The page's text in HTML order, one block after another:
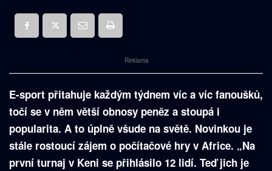
Reklama
E-sport přitahuje každým týdnem víc a víc fanoušků,
točí se v něm větší obnosy peněz a stoupá i
popularita. A to úplně všude na světě. Novinkou je
stále rostoucí zájem o počítačové hry v Africe. „Na
první turnaj v Keni se přihlásilo 12 lidí. Teď jich je